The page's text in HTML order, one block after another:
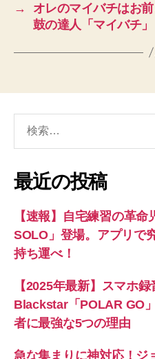
→
オレのマイバチはお
鼓の達人「マイバチ」
象:
最近の投稿
【速報】自宅練習の革
SOLO」登場。アプリで
持ち運べ！
【2025年最新】スマホ
Blackstar「POLAR GO
者に最強な5つの理由
急な集まりに神対応！ジ